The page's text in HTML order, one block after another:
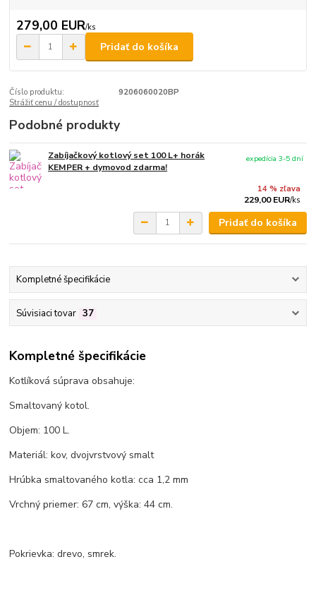
279,00 EUR/ks
Pridať do košíka
Číslo produktu:
9206060020BP
Strážiť cenu / dostupnosť
Podobné produkty
Zabíjačkový kotlový set 100 L+ horák
KEMPER + dymovod zdarma!
14 % zľava
229,00 EUR/ks
expedícia 3-5 dní
Pridať do košíka
Kompletné špecifikácie
Súvisiaci tovar 37
Kompletné špecifikácie
Kotlíková súprava obsahuje:
Smaltovaný kotol.
Objem: 100 L.
Materiál: kov, dvojvrstvový smalt
Hrúbka smaltovaného kotla: cca 1,2 mm
Vrchný priemer: 67 cm, výška: 44 cm.
Pokrievka: drevo, smrek.